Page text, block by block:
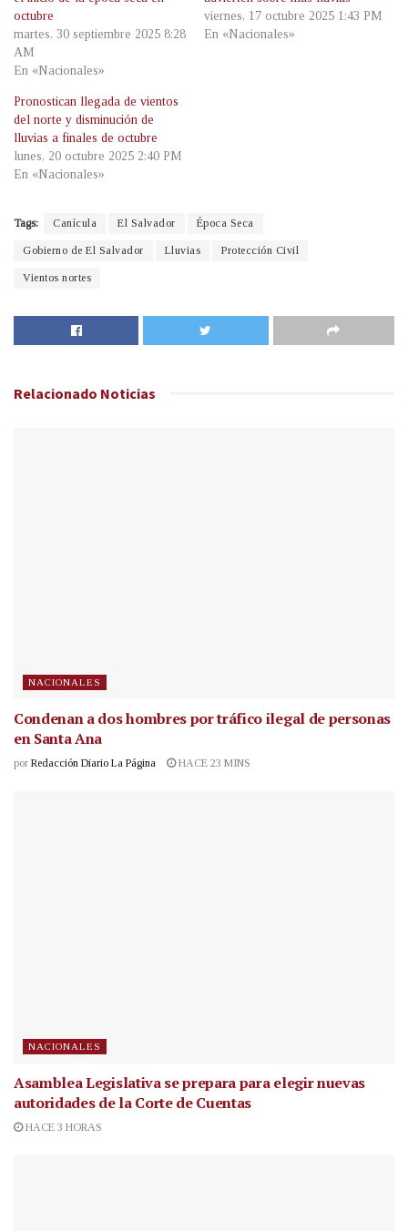
octubre
martes, 30 septiembre 2025 8:28
AM
En «Nacionales»
viernes, 17 octubre 2025 1:43 PM
En «Nacionales»
Pronostican llegada de vientos
del norte y disminución de
lluvias a finales de octubre
lunes, 20 octubre 2025 2:40 PM
En «Nacionales»
Tags: Canícula El Salvador Época Seca
Gobierno de El Salvador Lluvias Protección Civil
Vientos nortes
Relacionado Noticias
NACIONALES
Condenan a dos hombres por tráfico ilegal de personas
en Santa Ana
por Redacción Diario La Página HACE 23 MINS
NACIONALES
Asamblea Legislativa se prepara para elegir nuevas
autoridades de la Corte de Cuentas
HACE 3 HORAS